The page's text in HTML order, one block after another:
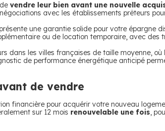
vendre leur bien avant une nouvelle
avec les établissements prêteurs
une garantie solide pour votre épargne
ou de location temporaire, avec des
dans les villes françaises de taille moyenne,
de performance énergétique anticipé
de vendre
financière pour acquérir votre nouveau
sur 12 mois renouvelable une fois,